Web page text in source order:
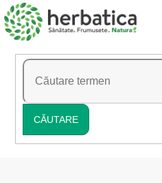
Treci
la
conținut
CĂUTARE